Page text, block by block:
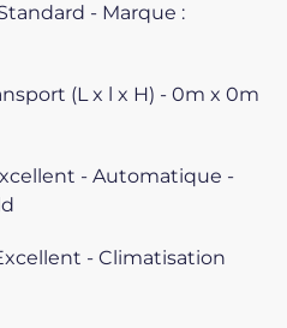
- Marque :
(L x l x H) - 0m x 0m
- Automatique -
- Climatisation